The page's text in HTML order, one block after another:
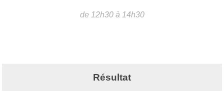
de 12h30 à 14h30
Résultat